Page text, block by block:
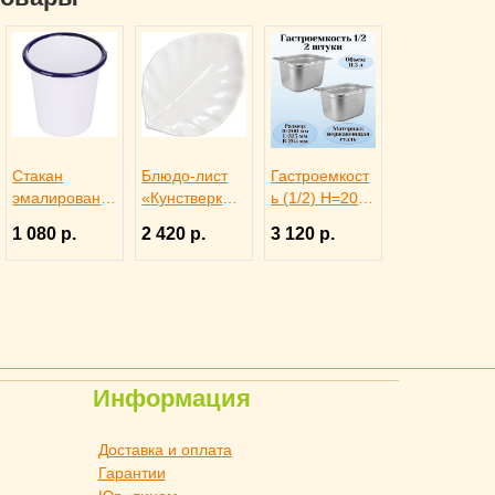
Стакан
эмалированн
мл H=9 см
ProHotel,
1 080 р.
Блюдо-лист
«Кунстверк»
L=365 мм
B=255 мм
2 420 р.
Гастроемкост
ь (1/2) H=200
B=265 мм 2
штуки.
3 120 р.
Информация
Доставка и оплата
Гарантии